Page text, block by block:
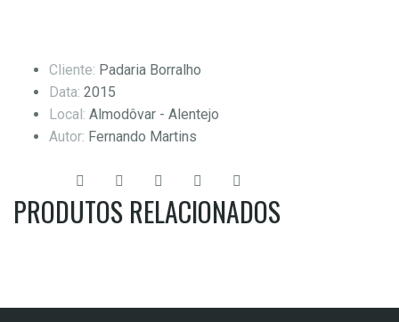
Cliente: Padaria Borralho
Data: 2015
Local: Almodôvar - Alentejo
Autor: Fernando Martins
PRODUTOS RELACIONADOS